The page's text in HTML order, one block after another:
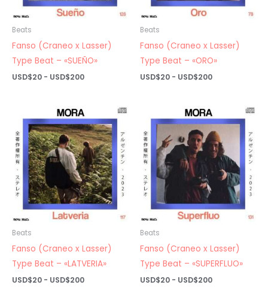
Beats
Fanso (Craneo x Lasser)
Type Beat – «SUEÑO»
USD$20 - USD$200Rango
USD$20
hasta
USD$200
Beats
Fanso (Craneo x Lasser)
Type Beat – «ORO»
USD$20 - USD$200Rango
USD$20
hasta
USD$200
Beats
Fanso (Craneo x Lasser)
Type Beat – «LATVERIA»
USD$20 - USD$200Rango
Beats
Fanso (Craneo x Lasser)
Type Beat – «SUPERFLUO»
USD$20 - USD$200Rango